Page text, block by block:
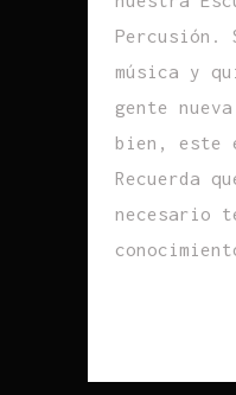
música y
gente
bien, este
Recuerda
necesario